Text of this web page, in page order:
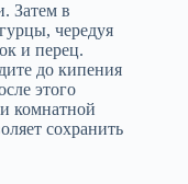
Затем в
чередуя
и перец.
до кипения
этого
комнатной
сохранить